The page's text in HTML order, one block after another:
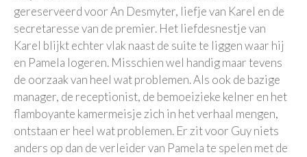
gereserveerd voor An Desmyter, liefje van Karel en de
secretaresse van de premier. Het liefdesnestje van
Karel blijkt echter vlak naast de suite te liggen waar hij
en Pamela logeren. Misschien wel handig maar tevens
de oorzaak van heel wat problemen. Als ook de bazige
manager, de receptionist, de bemoeizieke kelner en het
flamboyante kamermeisje zich in het verhaal mengen,
ontstaan er heel wat problemen. Er zit voor Guy niets
anders op dan de verleider van Pamela te spelen met de